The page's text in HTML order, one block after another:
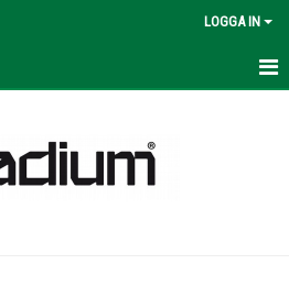
LOGGA IN